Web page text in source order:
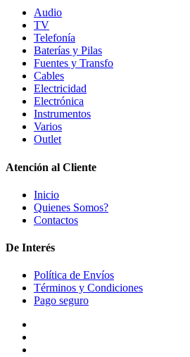
Audio
TV
Telefonía
Baterías y Pilas
Fuentes y Transfo
Cables
Electricidad
Electrónica
Instrumentos
Varios
Outlet
Atención al Cliente
Inicio
Quienes Somos?
Contactos
De Interés
Política de Envíos
Términos y Condiciones
Pago seguro